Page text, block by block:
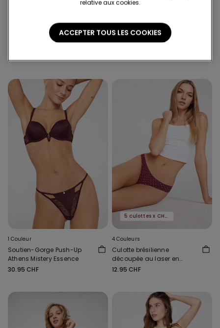
Culotte brésilienne Mistery
Soutien-Gorge Balconnet
1 Couleur
Soutien-Gorge Push-Up
Athens Mistery Essence
30.95 CHF
5 culottes x CHF 29.90
4 Couleurs
Culotte brésilienne
découpée au laser en
microfibre imprimée
12.95 CHF
relative aux cookies.
ACCEPTER TOUS LES COOKIES